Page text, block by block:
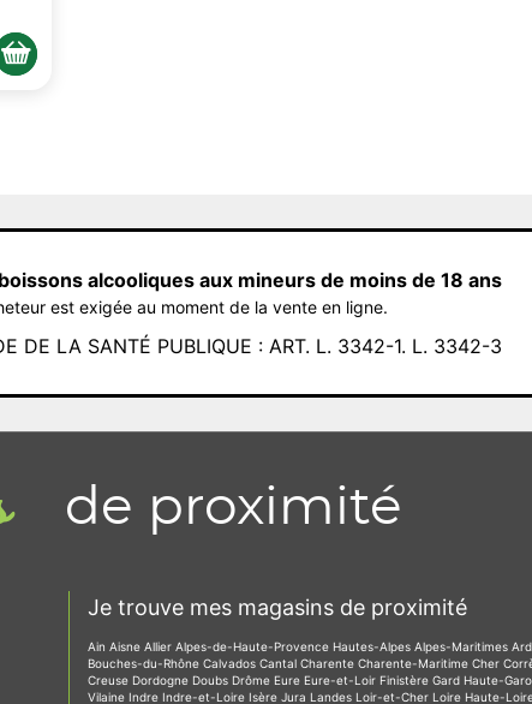
alcooliques aux mineurs de moins de 18 ans
est exigée au moment de la vente en ligne.
DE LA SANTÉ PUBLIQUE : ART. L. 3342-1. L. 3342-3
de proximité
Je trouve mes magasins de proximité
Ain Aisne Allier Alpes-de-Haute-Provence Hautes-Alpes Alpes-Maritimes
Bouches-du-Rhône Calvados Cantal Charente Charente-Maritime Cher
Creuse Dordogne Doubs Drôme Eure Eure-et-Loir Finistère Gard Haute-
Vilaine Indre Indre-et-Loire Isère Jura Landes Loir-et-Cher Loire Haute-